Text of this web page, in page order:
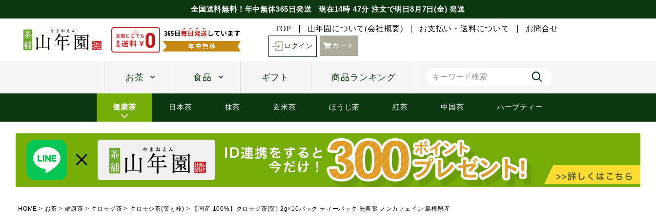
全国送料無料！年中無休365日発送 現在14時 47分 注文で明日8月7日(金) 発送
TOP 山年園について(会社概要) お支払い・送料について お問合せ
ログイン カート
お茶 食品 ギフト 商品ランキング
健康茶 日本茶 抹茶 玄米茶 ほうじ茶 紅茶 中国茶 ハーブティー
HOME お茶 健康茶 クロモジ茶 クロモジ茶(葉と枝) 【国産 100%】クロモジ茶(葉) 2g×10パック ティーパック 無農薬 ノンカフェイン 島根県産